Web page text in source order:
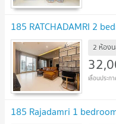
185 RATCHADAMRI 2
2 ห้อง
185 Rajadamri 1